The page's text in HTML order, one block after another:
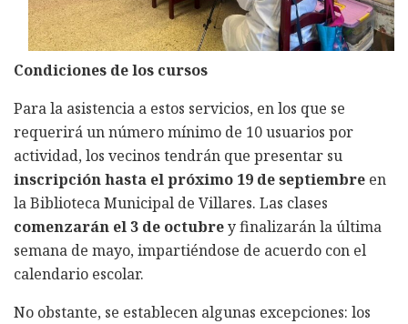
Condiciones de los cursos
Para la asistencia a estos servicios, en los que se
requerirá un número mínimo de 10 usuarios por
actividad, los vecinos tendrán que presentar su
inscripción hasta el próximo 19 de septiembre en
la Biblioteca Municipal de Villares. Las clases
comenzarán el 3 de octubrey finalizarán la última
semana de mayo, impartiéndose de acuerdo con el
calendario escolar.
No obstante, se establecen algunas excepciones: los